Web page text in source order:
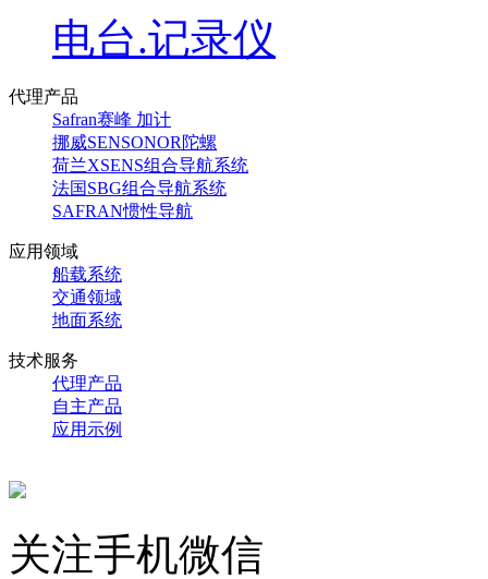
电台.记录仪
代理产品
Safran赛峰 加计
挪威SENSONOR陀螺
荷兰XSENS组合导航系统
法国SBG组合导航系统
SAFRAN惯性导航
应用领域
船载系统
交通领域
地面系统
技术服务
代理产品
自主产品
应用示例
关注手机微信